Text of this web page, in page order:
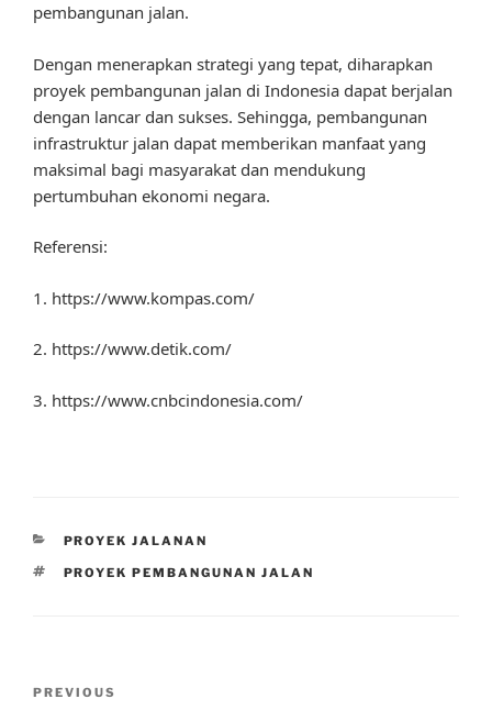
pembangunan jalan.
Dengan menerapkan strategi yang tepat, diharapkan
proyek pembangunan jalan di Indonesia dapat berjalan
dengan lancar dan sukses. Sehingga, pembangunan
infrastruktur jalan dapat memberikan manfaat yang
maksimal bagi masyarakat dan mendukung
pertumbuhan ekonomi negara.
Referensi:
1. https://www.kompas.com/
2. https://www.detik.com/
3. https://www.cnbcindonesia.com/
CATEGORIES
PROYEK JALANAN
TAGS
PROYEK PEMBANGUNAN JALAN
Previous
PREVIOUS